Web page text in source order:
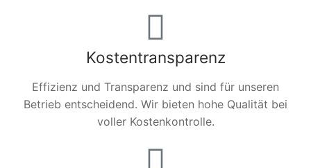
Kostentransparenz
Effizienz und Transparenz und sind für unseren
Betrieb entscheidend. Wir bieten hohe Qualität bei
voller Kostenkontrolle.